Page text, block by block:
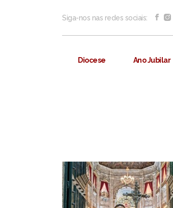
Siga-nos nas redes sociais:
Diocese Ano Jubilar